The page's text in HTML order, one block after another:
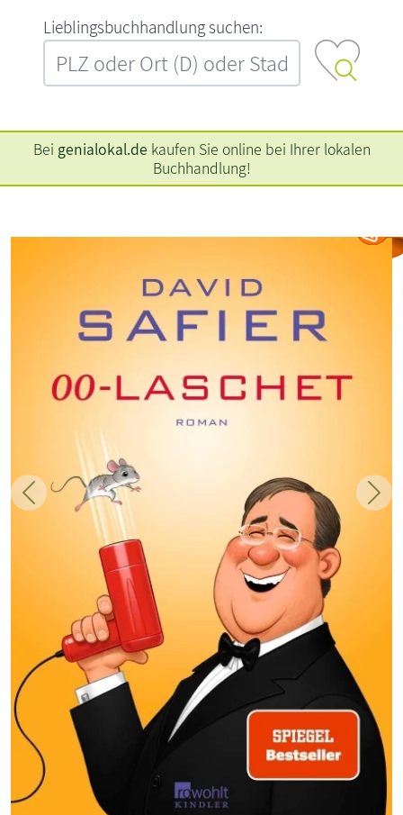
L‍i‍e‍b‍l‍i‍n‍g‍s‍b‍u‍c‍h‍h‍a‍n‍d‍l‍u‍n‍g‍ ‍s‍u‍c‍h‍e‍n‍:‍
Bei genialokal.de kaufen Sie online bei Ihrer lokalen
Buchhandlung!
Zurück